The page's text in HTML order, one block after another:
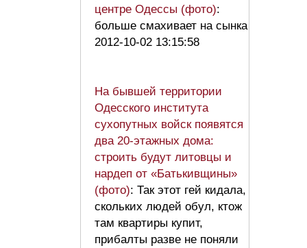
центре Одессы (фото):
больше смахивает на сынка
2012-10-02 13:15:58
На бывшей территории
Одесского института
сухопутных войск появятся
два 20-этажных дома:
строить будут литовцы и
нардеп от «Батькивщины»
(фото): Так этот гей кидала,
скольких людей обул, ктож
там квартиры купит,
прибалты разве не поняли